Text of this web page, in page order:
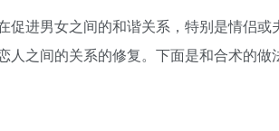
促进男女之间的和谐关系，特别是情侣
人之间的关系的修复。下面是和合术的